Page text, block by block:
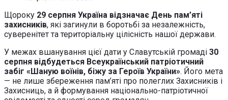
Щороку 29 серпня Україна відзначає День пам’яті
захисників, які загинули в боротьбі за незалежність,
суверенітет та територіальну цілісність нашої держави.
У межах вшанування цієї дати у Славутській громаді 30
серпня відбудеться Всеукраїнський патріотичний
забіг «Шаную воїнів, біжу за Героїв України». Його мета
— не лише збереження пам’яті про полеглих Захисників і
Захисниць, а й формування національно-патріотичної